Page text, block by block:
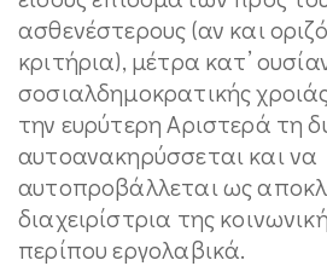
ασθενέστερους (αν και
κριτήρια), μέτρα κατ’
σοσιαλδημοκρατικής
την ευρύτερη Αριστερά τη
αυτοανακηρύσσεται και να
αυτοπροβάλλεται ως
διαχειρίστρια της
περίπου εργολαβικά.